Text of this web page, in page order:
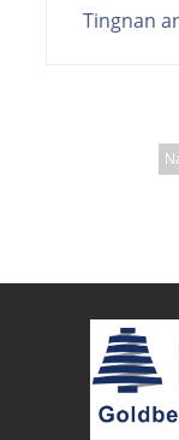
Tingnan